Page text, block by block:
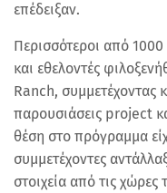
επέδειξαν.
Περισσότεροι από 1000
και εθελοντές
Ranch,
παρουσιάσεις project
θέση στο πρόγραμμα
συμμετέχοντες
στοιχεία από τις